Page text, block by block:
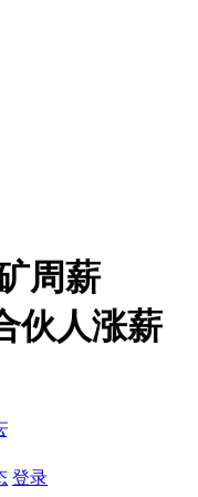
周薪
伙人涨薪
登录